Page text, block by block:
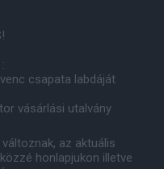
csapata labdáját
vásárlási utalvány
az aktuális
honlapjukon illetve